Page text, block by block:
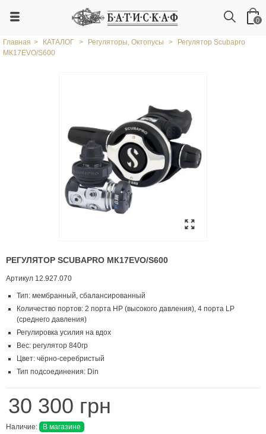
0
Главная > КАТАЛОГ > Регуляторы, Октопусы >
Регулятор Scubapro
MК17EVO/S600
РЕГУЛЯТОР SCUBAPRO MК17EVO/S600
Артикул 12.927.070
Тип: мембранный, сбалансированный
Количество портов: 2 порта HP (высокого давления), 4 порта LP
(среднего давления)
Регулировка усилия на вдох
Вес: регулятор 840гр
Цвет: чёрно-серебристый
Тип подсоединения: Din
30 300 грн
Наличие: В магазине